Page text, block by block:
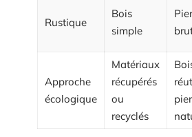
Rustique
Bois
simple
Approche
écologique
Matériaux
récupérés
ou
recyclés